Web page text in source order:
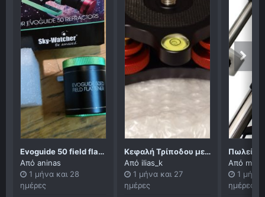
Evoguide 50 field flattener
Από aninas
1 μήνα και 28
ημέρες
Κεφαλή Τρίποδου με Γρήγορη Βάση Ευθυγράμμισης
Από ilias_k
1 μήνα και 27
ημέρες
Από
1 μήνα
ημέρες